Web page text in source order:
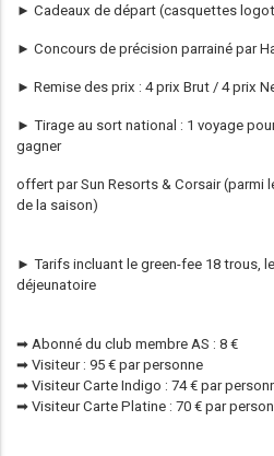
► Cadeaux de départ (casquettes
► Concours de précision parrainé par
► Remise des prix : 4 prix Brut / 4 prix
► Tirage au sort national : 1 voyage
gagner
offert par Sun Resorts & Corsair (parmi
de la saison)
­► Tarifs incluant le green-fee 18 trous,
déjeunatoire
➡ Abonné du club membre AS : 8 €
➡ Visiteur : 95 € par personne
➡ Visiteur Carte Indigo : 74 € par
➡ Visiteur Carte Platine : 70 € par